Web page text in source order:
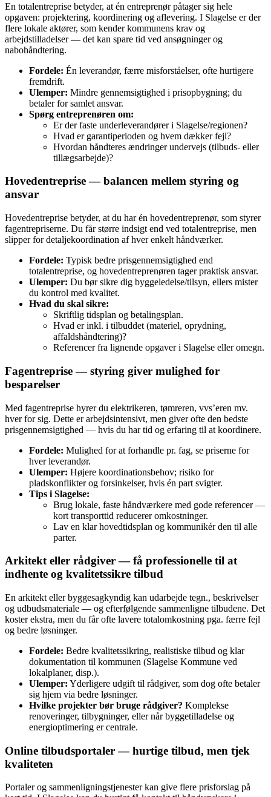
En totalentreprise betyder, at én entreprenør påtager sig hele
opgaven: projektering, koordinering og aflevering. I Slagelse er der
flere lokale aktører, som kender kommunens krav og
arbejdstilladelser — det kan spare tid ved ansøgninger og
nabohåndtering.
Fordele: Én leverandør, færre misforståelser, ofte hurtigere
fremdrift.
Ulemper: Mindre gennemsigtighed i prisopbygning; du
betaler for samlet ansvar.
Spørg entreprenøren om:
Er der faste underleverandører i Slagelse/regionen?
Hvad er garantiperioden og hvem dækker fejl?
Hvordan håndteres ændringer undervejs (tilbuds‑ eller
tillægsarbejde)?
Hovedentreprise — balancen mellem styring og
ansvar
Hovedentreprise betyder, at du har én hovedentreprenør, som styrer
fagentrepriserne. Du får større indsigt end ved totalentreprise, men
slipper for detaljekoordination af hver enkelt håndværker.
Fordele: Typisk bedre prisgennemsigtighed end
totalentreprise, og hovedentreprenøren tager praktisk ansvar.
Ulemper: Du bør sikre dig byggeledelse/tilsyn, ellers mister
du kontrol med kvalitet.
Hvad du skal sikre:
Skriftlig tidsplan og betalingsplan.
Hvad er inkl. i tilbuddet (materiel, oprydning,
affaldshåndtering)?
Referencer fra lignende opgaver i Slagelse eller omegn.
Fagentreprise — styring giver mulighed for
besparelser
Med fagentreprise hyrer du elektrikeren, tømreren, vvs’eren mv.
hver for sig. Dette er arbejdsintensivt, men giver ofte den bedste
prisgennemsigtighed — hvis du har tid og erfaring til at koordinere.
Fordele: Mulighed for at forhandle pr. fag, se priserne for
hver leverandør.
Ulemper: Højere koordinationsbehov; risiko for
pladskonflikter og forsinkelser, hvis én part svigter.
Tips i Slagelse:
Brug lokale, faste håndværkere med gode referencer —
kort transporttid reducerer omkostninger.
Lav en klar hovedtidsplan og kommunikér den til alle
parter.
Arkitekt eller rådgiver — få professionelle til at
indhente og kvalitetssikre tilbud
En arkitekt eller byggesagkyndig kan udarbejde tegn., beskrivelser
og udbudsmateriale — og efterfølgende sammenligne tilbudene. Det
koster ekstra, men du får ofte lavere totalomkostning pga. færre fejl
og bedre løsninger.
Fordele: Bedre kvalitetssikring, realistiske tilbud og klar
dokumentation til kommunen (Slagelse Kommune ved
lokalplaner, disp.).
Ulemper: Yderligere udgift til rådgiver, som dog ofte betaler
sig hjem via bedre løsninger.
Hvilke projekter bør bruge rådgiver? Komplekse
renoveringer, tilbygninger, eller når byggetilladelse og
energioptimering er centrale.
Online tilbudsportaler — hurtige tilbud, men tjek
kvaliteten
Portaler og sammenligningstjenester kan give flere prisforslag på